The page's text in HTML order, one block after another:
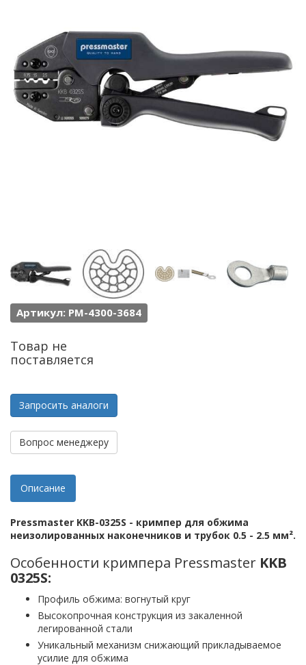
Артикул: PM-4300-3684
Товар не
поставляется
Запросить аналоги
Вопрос менеджеру
Описание
Pressmaster KKB-0325S - кримпер для обжима
неизолированных наконечников и трубок 0.5 - 2.5 мм².
Особенности кримпера Pressmaster KKB
0325S:
Профиль обжима: вогнутый круг
Высокопрочная конструкция из закаленной
легированной стали
Уникальный механизм снижающий прикладываемое
усилие для обжима